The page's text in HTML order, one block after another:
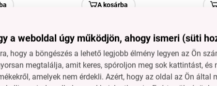
A kosárba
|
a
Ft
WOODOO CLOCK |
Digitális LED fa óra
ébresztőfunkcióval | idő
| dátum | hőmérséklet |
32 PE
Ár neked
utazó
csíkkal
a weboldal úgy működjön, ahogy ismeri (süti
hogy a böngészés a lehető legjobb élmény legyen az Ön
megtalálja, amit keres, spóroljon meg sok kattintást, és
amelyek nem érdekli. Azért, hogy az oldal az Ön által